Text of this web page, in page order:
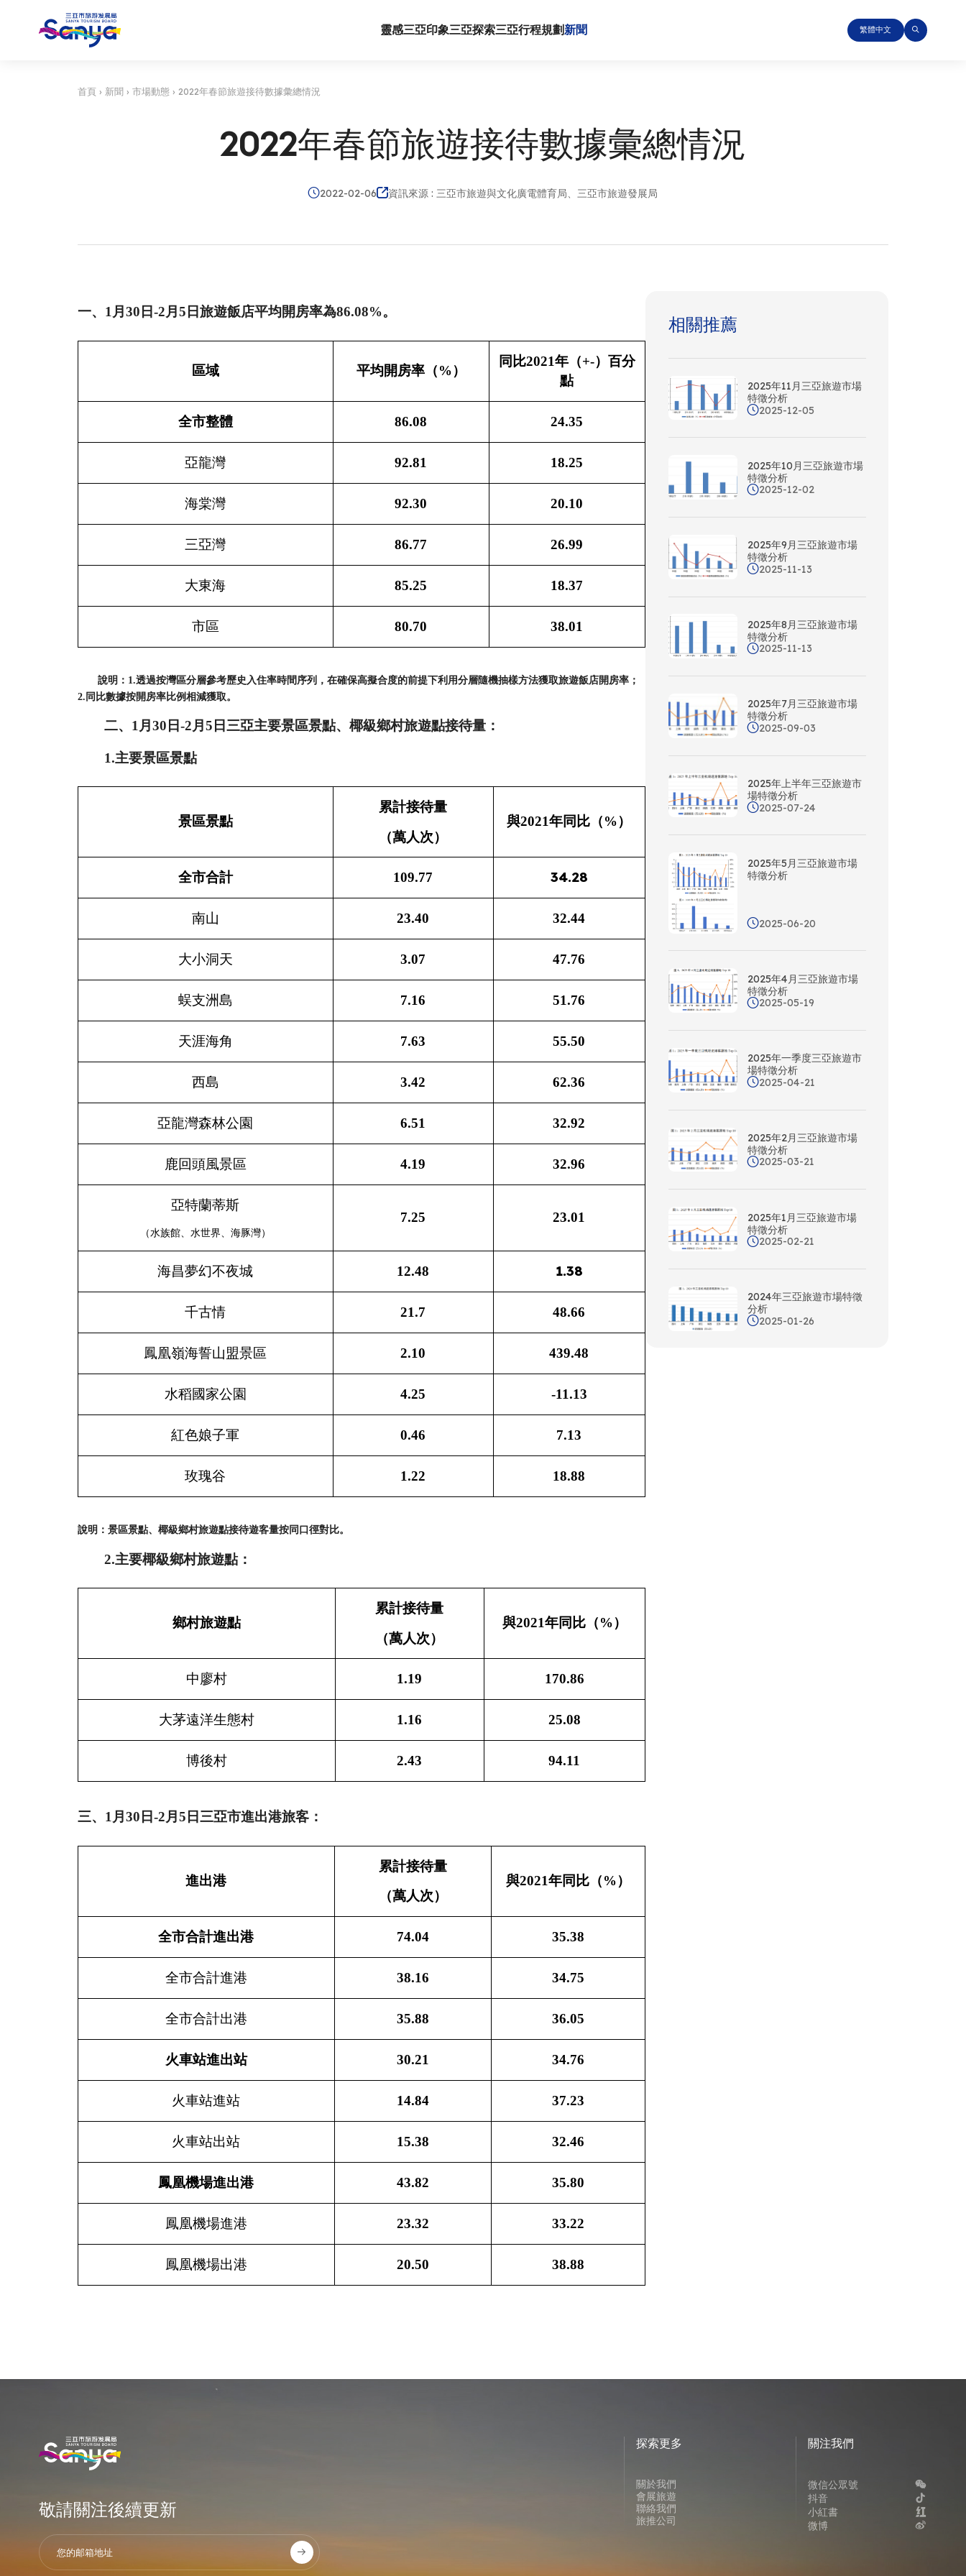
靈感三亞印象三亞探索三亞行程規劃新聞 繁體中文
首頁› 新聞 › 市場動態› 2022年春節旅遊接待數據彙總情況
2022年春節旅遊接待數據彙總情況
2022-02-06 資訊來源 : 三亞市旅遊與文化廣電體育局、三亞市旅遊發展局
一、 1月30日-2月5日旅遊飯店平均開房率為86.08%。
區域 平均開房率（%）
同比2021年（+-）百分
點
全市整體 86.08 24.35
亞龍灣 92.81 18.25
海棠灣 92.30 20.10
三亞灣 86.77 26.99
大東海 85.25 18.37
市區 80.70 38.01
說明： 1.透過按灣區分層參考歷史入住率時間序列，在確保高擬合度的前提下利用分層隨機抽樣方法獲取旅遊飯店開房率；
2.同比數據按開房率比例相減獲取。
二、 1月30日-2月5日三亞主要景區景點、椰級鄉村旅遊點接待量：
1.主要景區景點
景區景點
累計接待量
（萬人次）
與2021年同比（%）
全市合計 109.77 34.28
南山 23.40 32.44
大小洞天 3.07 47.76
蜈支洲島 7.16 51.76
天涯海角 7.63 55.50
西島 3.42 62.36
亞龍灣森林公園 6.51 32.92
鹿回頭風景區 4.19 32.96
亞特蘭蒂斯
（水族館、水世界、海豚灣）
7.25 23.01
海昌夢幻不夜城 12.48 1.38
千古情 21.7 48.66
鳳凰嶺海誓山盟景區 2.10 439.48
水稻國家公園 4.25 -11.13
紅色娘子軍 0.46 7.13
玫瑰谷 1.22 18.88
說明：景區景點、椰級鄉村旅遊點接待遊客量按同口徑對比。
2.主要椰級鄉村旅遊點：
鄉村旅遊點
累計接待量
（萬人次）
與2021年同比（%）
中廖村 1.19 170.86
大茅遠洋生態村 1.16 25.08
博後村 2.43 94.11
三、 1月30日-2月5日三亞市進出港旅客：
進出港
累計接待量
（萬人次）
與2021年同比（%）
全市合計進出港 74.04 35.38
全市合計進港 38.16 34.75
全市合計出港 35.88 36.05
火車站進出站 30.21 34.76
火車站進站 14.84 37.23
火車站出站 15.38 32.46
鳳凰機場進出港 43.82 35.80
鳳凰機場進港 23.32 33.22
鳳凰機場出港 20.50 38.88
相關推薦
2025年11月三亞旅遊市場
特徵分析
2025-12-05
2025年10月三亞旅遊市場
特徵分析
2025-12-02
2025年9月三亞旅遊市場
特徵分析
2025-11-13
2025年8月三亞旅遊市場
特徵分析
2025-11-13
2025年7月三亞旅遊市場
特徵分析
2025-09-03
2025年上半年三亞旅遊市
場特徵分析
2025-07-24
2025年5月三亞旅遊市場
特徵分析
2025-06-20
2025年4月三亞旅遊市場
特徵分析
2025-05-19
2025年一季度三亞旅遊市
場特徵分析
2025-04-21
2025年2月三亞旅遊市場
特徵分析
2025-03-21
2025年1月三亞旅遊市場
特徵分析
2025-02-21
2024年三亞旅遊市場特徵
分析
2025-01-26
敬請關注後續更新
探索更多
關於我們
會展旅遊
聯絡我們
旅推公司
關注我們
微信公眾號
抖音
小紅書
微博